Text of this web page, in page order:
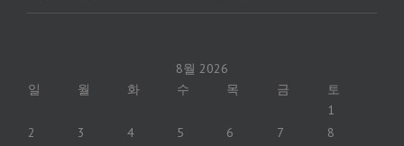
8월 2026
일 월 화 수 목 금 토
1
2
3 4 5 6 7
8